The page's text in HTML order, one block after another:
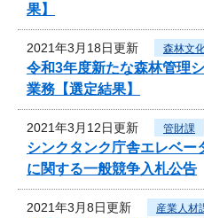
果】
2021年3月18日更新 森林文
令和3年度新たな森林管理
業務【選定結果】
2021年3月12日更新 管財課
シンクタンク庁舎エレベー
に関する一般競争入札公告
2021年3月8日更新 産業人材